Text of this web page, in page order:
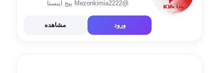
@Mezonkimia2222 پیج اینستا
utm_medium=copy_linkورود مشاهده